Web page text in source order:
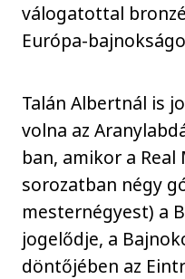
válogatottal
Európa-
Talán Albertnál is
volna az
ban, amikor a
sorozatban négy
mesternégyest) a
jogelődje, a
döntőjében az